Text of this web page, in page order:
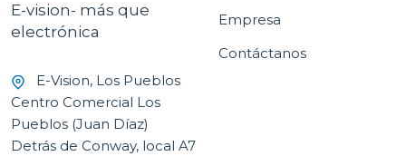
E-vision- más que
electrónica
E-Vision, Los Pueblos
Centro Comercial Los
Pueblos (Juan Díaz)
Detrás de Conway, local A7
Empresa
Contáctanos